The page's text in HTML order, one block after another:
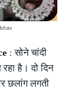
: सोने चांदी
है। दो दिन
छलांग लगती